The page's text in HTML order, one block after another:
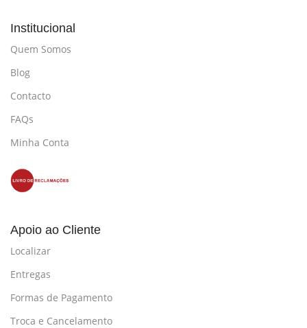
Institucional
Quem Somos
Blog
Contacto
FAQs
Minha Conta
Apoio ao Cliente
Localizar
Entregas
Formas de Pagamento
Troca e Cancelamento